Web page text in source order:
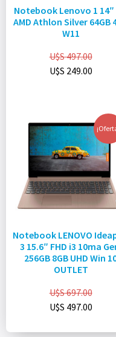
Notebook Lenovo 1 14″
AMD Athlon Silver 64GB
W11
U$S497.00
U$S 249.00
Notebook LENOVO
3 15.6″ FHD i3 10ma
256GB 8GB UHD Win
OUTLET
U$S697.00
U$S 497.00